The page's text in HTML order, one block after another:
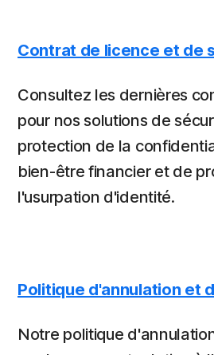
Contrat de licence et de
Consultez les dernières
pour nos solutions de
protection de la
bien-être financier et de
l'usurpation d'identité.
Politique d'annulation et
Notre politique